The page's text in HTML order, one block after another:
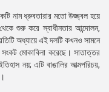
নাম ধ্রুবতারার মতো উজ্জ্বল হয়ে
শুরু করে স্বাধীনতার আন্দোলন,
অধ্যায়ে এই দলটি কখনও সামনে
মোকাবিলা করেছে। সাতাত্তর
নয়; এটি বাঙালির আত্মপরিচয়,